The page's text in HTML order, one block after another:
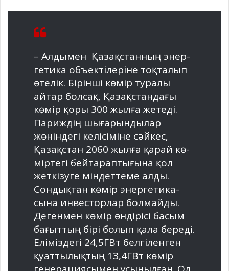
– Алдымен Қазақстанның энер­
гетика объектілеріне тоқта­лып
өтелік. Бірінші көмір ту­ралы
айтар болсақ, Қазақстан­дағы
көмір қоры 300 жылға же­теді.
Париждің шығарын­ды­лар
жөніндегі келісіміне сәйкес,
Қазақстан 2060 жылға қарай кө­
міртегі бейтараптығына қол
жеткізуге міндеттеме алды.
Сондықтан көмір энергетика­
сына инвесторлар болмайды.
Дегенмен көмір өндірісі басым
бағыттың бірі болып қала береді.
Еліміздегі 24,5ГВт белгіленген
қуаттылықтың 13,4ГВт көмір